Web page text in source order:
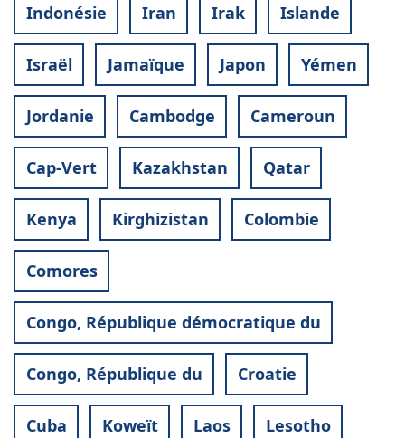
Indonésie Iran Irak Islande
Israël Jamaïque Japon Yémen
Jordanie Cambodge Cameroun
Cap-Vert Kazakhstan Qatar
Kenya Kirghizistan Colombie
Comores
Congo, République démocratique du
Congo, République du Croatie
Cuba Koweït Laos Lesotho